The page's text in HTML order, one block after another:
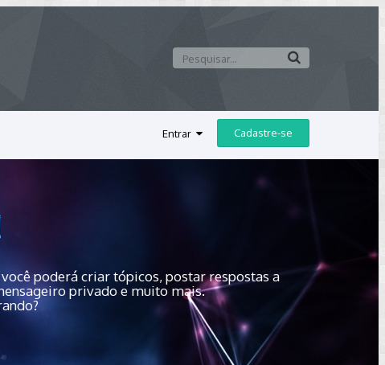
Entrar Cadastre-se
poderá criar tópicos, postar respostas a
privado e muito mais.